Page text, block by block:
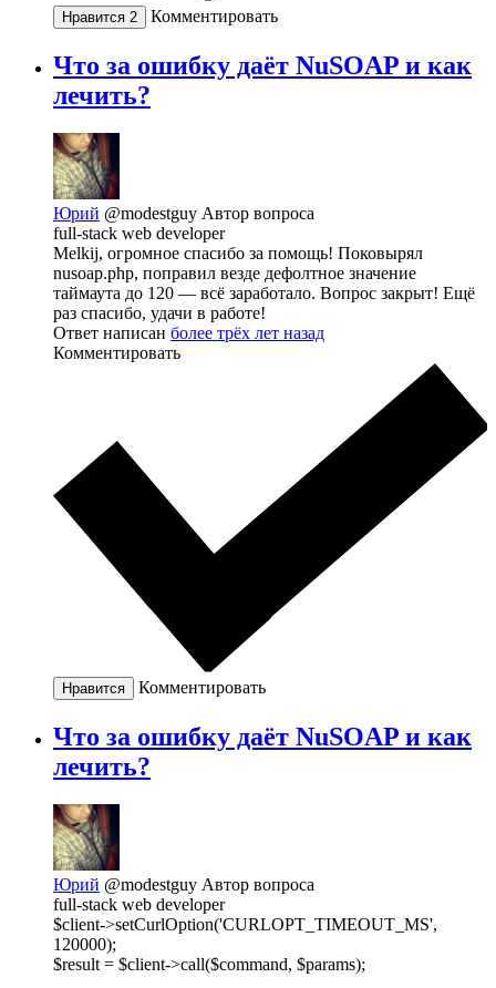
Нравится 2 Комментировать
Что за ошибку даёт NuSOAP и как
лечить?
Юрий @modestguy Автор вопроса
full-stack web developer
Melkij, огромное спасибо за помощь! Поковырял
nusoap.php, поправил везде дефолтное значение
таймаута до 120 — всё заработало. Вопрос закрыт! Ещё
раз спасибо, удачи в работе!
Ответ написан более трёх лет назад
Комментировать
Нравится Комментировать
Что за ошибку даёт NuSOAP и как
лечить?
Юрий @modestguy Автор вопроса
full-stack web developer
$client->setCurlOption('CURLOPT_TIMEOUT_MS',
120000);
$result = $client->call($command, $params);